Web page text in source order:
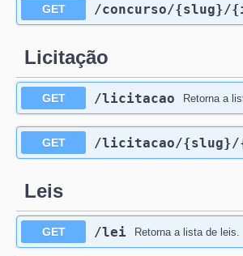
GET /concurso/{slug}/
Licitação
GET /licitacao Retorna a
GET /licitacao/{slug}/
Leis
GET /lei Retorna a lista de leis.